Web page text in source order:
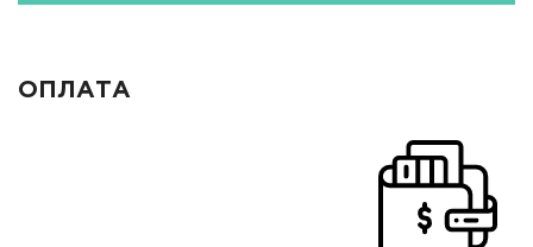
ОПЛАТА